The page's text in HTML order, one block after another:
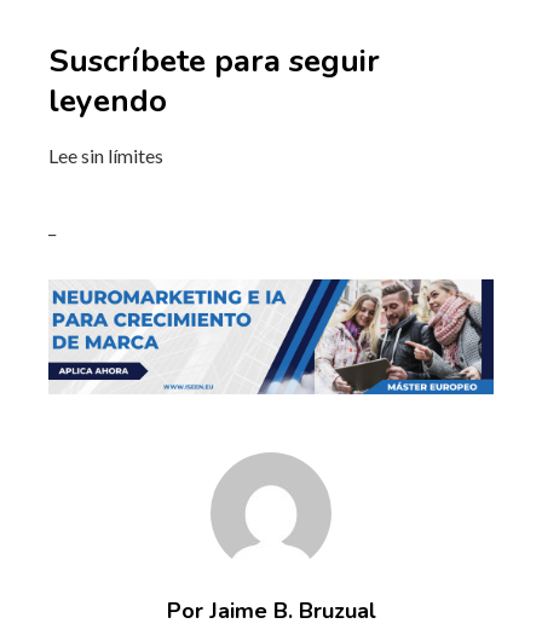
Suscríbete para seguir
leyendo
Lee sin límites
Por Jaime B. Bruzual